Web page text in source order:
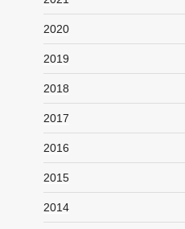
2020
2019
2018
2017
2016
2015
2014